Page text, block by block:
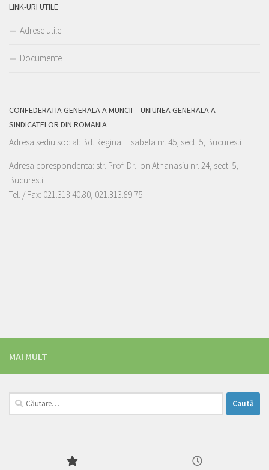
LINK-URI UTILE
Adrese utile
Documente
CONFEDERATIA GENERALA A MUNCII – UNIUNEA GENERALA A
SINDICATELOR DIN ROMANIA
Adresa sediu social: Bd. Regina Elisabeta nr. 45, sect. 5, Bucuresti
Adresa corespondenta: str. Prof. Dr. Ion Athanasiu nr. 24, sect. 5,
Bucuresti
Tel. / Fax: 021.313.40.80, 021.313.89.75
MAI MULT
Caută
după: